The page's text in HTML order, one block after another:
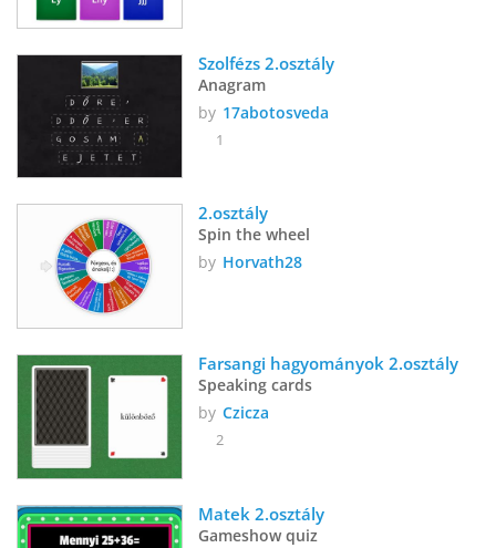
Szolfézs 2.osztály
Anagram
by 17abotosveda
1
2.osztály
Spin the wheel
by Horvath28
Farsangi hagyományok 2.osztály
Speaking cards
by Czicza
2
Matek 2.osztály
Gameshow quiz